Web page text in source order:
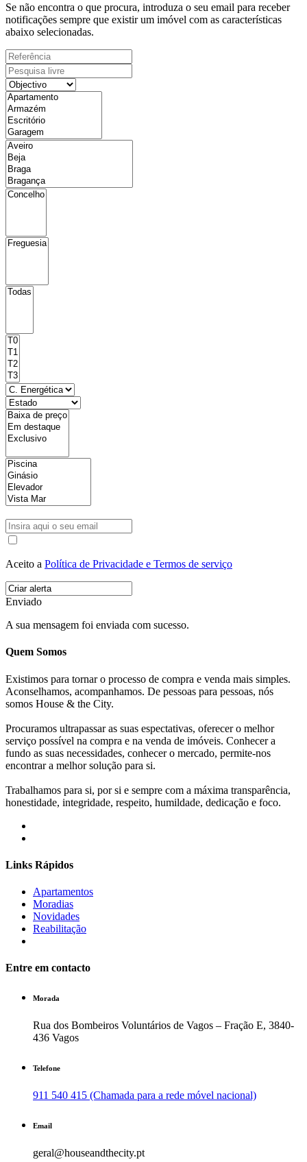
Se não encontra o que procura, introduza o seu email para receber
notificações sempre que existir um imóvel com as características
abaixo selecionadas.
Aceito a Política de Privacidade e Termos de serviço
Enviado
A sua mensagem foi enviada com sucesso.
Quem Somos
Existimos para tornar o processo de compra e venda mais simples.
Aconselhamos, acompanhamos. De pessoas para pessoas, nós
somos House & the City.
Procuramos ultrapassar as suas espectativas, oferecer o melhor
serviço possível na compra e na venda de imóveis. Conhecer a
fundo as suas necessidades, conhecer o mercado, permite-nos
encontrar a melhor solução para si.
Trabalhamos para si, por si e sempre com a máxima transparência,
honestidade, integridade, respeito, humildade, dedicação e foco.
Links Rápidos
Apartamentos
Moradias
Novidades
Reabilitação
Entre em contacto
Morada
Rua dos Bombeiros Voluntários de Vagos – Fração E, 3840-
436 Vagos
Telefone
911 540 415 (Chamada para a rede móvel nacional)
Email
geral@houseandthecity.pt